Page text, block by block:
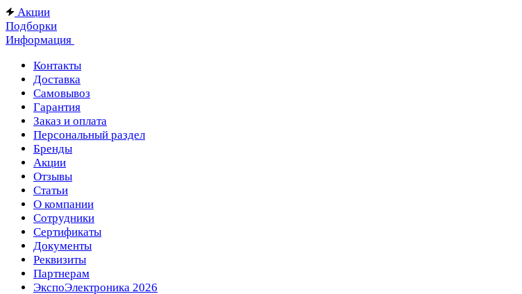
Акции
Подборки
Информация
Контакты
Доставка
Самовывоз
Гарантия
Заказ и оплата
Персональный раздел
Бренды
Акции
Отзывы
Статьи
О компании
Сотрудники
Сертификаты
Документы
Реквизиты
Партнерам
ЭкспоЭлектроника 2026